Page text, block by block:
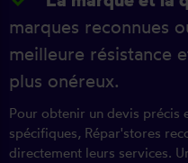
marques reconnues
meilleure résistance
plus onéreux.
Pour obtenir un devis précis
spécifiques, Répar'stores
directement leurs services.